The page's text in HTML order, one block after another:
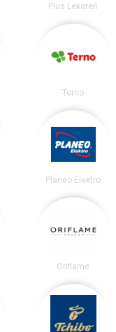
Plus Lekáreň
Terno
Planeo Elektro
Oriflame